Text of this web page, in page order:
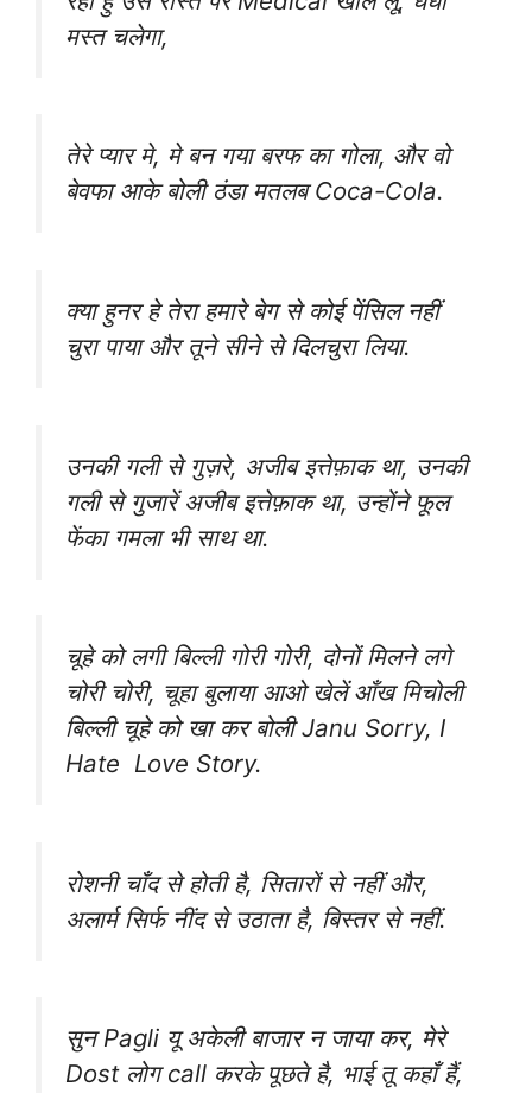
मस्त चलेगा,
तेरे प्यार मे, मे बन गया बरफ का गोला, और वो
बेवफा आके बोली ठंडा मतलब Coca-Cola.
क्या हुनर हे तेरा हमारे बेग से कोई पेंसिल नहीं
चुरा पाया और तूने सीने से दिलचुरा लिया.
उनकी गली से गुज़रे, अजीब इत्तेफ़ाक था, उनकी
गली से गुजारें अजीब इत्तेफ़ाक था, उन्होंने फूल
फेंका गमला भी साथ था.
चूहे को लगी बिल्ली गोरी गोरी, दोनों मिलने लगे
चोरी चोरी, चूहा बुलाया आओ खेलें आँख मिचोली
बिल्ली चूहे को खा कर बोली Janu Sorry, I
Hate Love Story.
रोशनी चाँद से होती है, सितारों से नहीं और,
अलार्म सिर्फ नींद से उठाता है, बिस्तर से नहीं.
सुन Pagli यू अकेली बाजार न जाया कर, मेरे
Dost लोग call करके पूछते है, भाई तू कहाँ हैं,